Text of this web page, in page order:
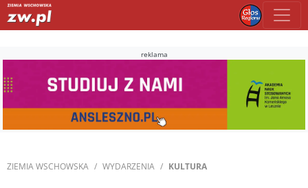
reklama
ZIEMIA WSCHOWSKA WYDARZENIA KULTURA